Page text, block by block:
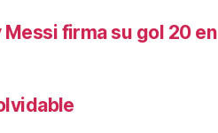
firma su gol 20 en